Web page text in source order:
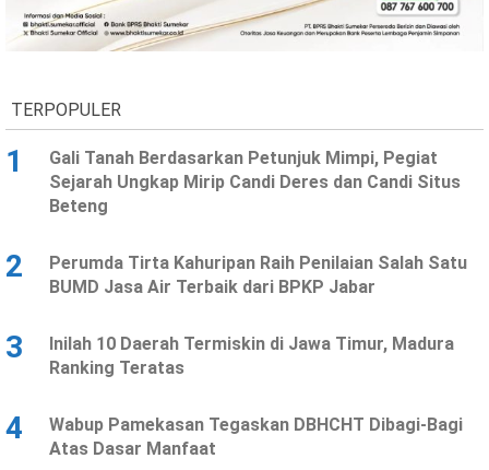
Indeks Birokrasi
Copyright
2026
News
Right
Reserve
TERPOPULER
1
Gali Tanah Berdasarkan Petunjuk Mimpi, Pegiat
Sejarah Ungkap Mirip Candi Deres dan Candi Situs
Beteng
2
Perumda Tirta Kahuripan Raih Penilaian Salah Satu
BUMD Jasa Air Terbaik dari BPKP Jabar
3
Inilah 10 Daerah Termiskin di Jawa Timur, Madura
Ranking Teratas
4
Wabup Pamekasan Tegaskan DBHCHT Dibagi-Bagi
Atas Dasar Manfaat